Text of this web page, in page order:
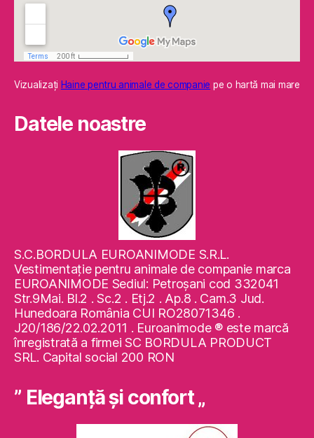
Vizualizaţi Haine pentru animale de companie pe o hartă mai mare
Datele noastre
S.C.BORDULA EUROANIMODE S.R.L.
Vestimentaţie pentru animale de companie marca
EUROANIMODE Sediul: Petroşani cod 332041
Str.9Mai. Bl.2 . Sc.2 . Etj.2 . Ap.8 . Cam.3 Jud.
Hunedoara România CUI RO28071346 .
J20/186/22.02.2011 . Euroanimode ® este marcă
înregistrată a firmei SC BORDULA PRODUCT
SRL. Capital social 200 RON
” Eleganţă şi confort „